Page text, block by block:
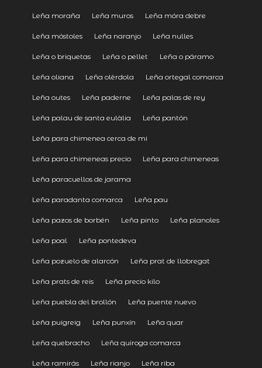
Leña moraña Leña muros Leña móra debre
Leña móstoles Leña naranjo Leña nulles
Leña o briquetas Leña o pellet Leña o páramo
Leña oliana Leña olèrdola Leña ortegal comarca
Leña outes Leña paderne Leña palas de rey
Leña palau de santa eulàlia Leña pantón
Leña para chimenea cerca de mi
Leña para chimeneas precio Leña para chimeneas
Leña paracuellos de jarama
Leña paradanta comarca Leña pau
Leña pazos de borbén Leña pinto Leña planoles
Leña poal Leña pontedeva
Leña pozuelo de alarcón Leña prat de llobregat
Leña prats de reis Leña precio kilo
Leña puebla del brollón Leña puente nuevo
Leña puigreig Leña punxín Leña quar
Leña quebracho Leña quiroga comarca
Leña ramirás Leña rianjo Leña riba